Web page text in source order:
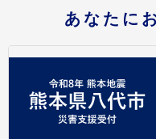
あなたに